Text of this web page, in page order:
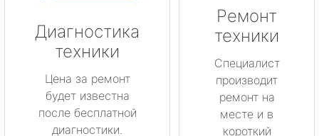
Диагностика
техники
Цена за ремонт
будет известна
после бесплатной
диагностики.
Ремонт
техники
Специалист
производит
ремонт на
месте и в
короткий